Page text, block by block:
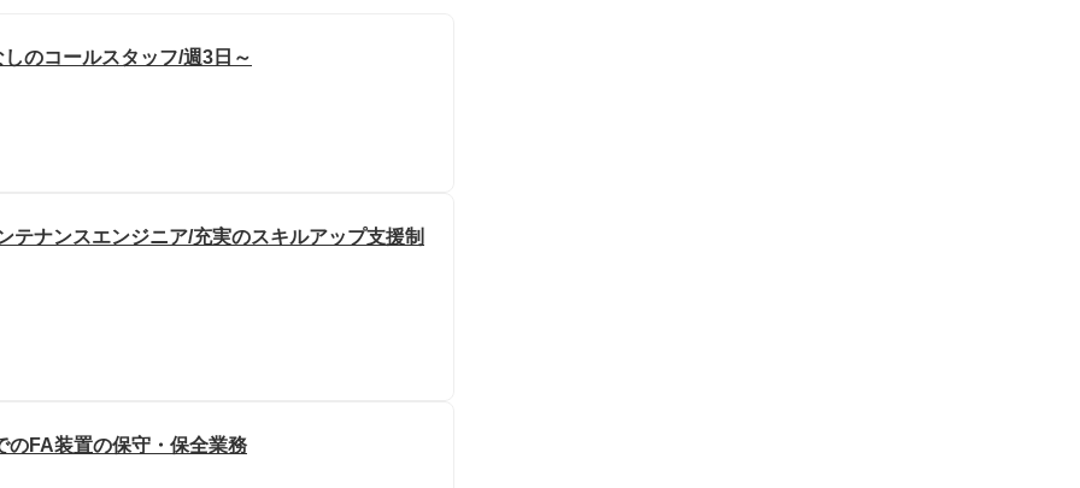
のコールスタッフ/週3日～
テナンスエンジニア/充実のスキルアップ支援制
のFA装置の保守・保全業務